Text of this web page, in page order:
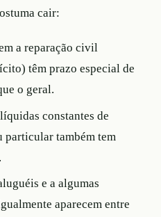
cair:
a reparação civil
têm prazo especial de
o geral.
constantes de
também tem
e a algumas
aparecem entre